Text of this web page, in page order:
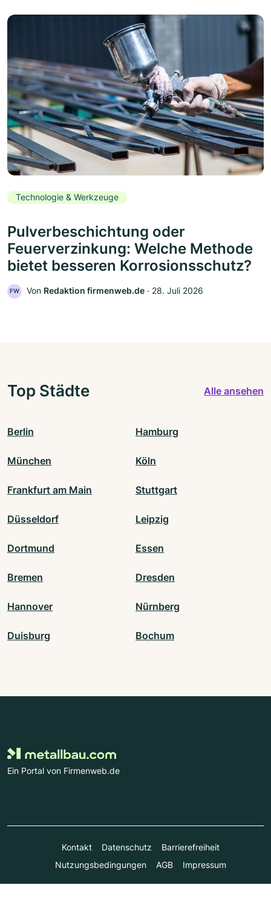
Technologie & Werkzeuge
Pulverbeschichtung oder
Feuerverzinkung: Welche Methode
bietet besseren Korrosionsschutz?
FW Von Redaktion firmenweb.de ‧ 28. Juli 2026
Top Städte Alle ansehen
Berlin Hamburg
München Köln
Frankfurt am Main Stuttgart
Düsseldorf Leipzig
Dortmund Essen
Bremen Dresden
Hannover Nürnberg
Duisburg Bochum
Ein Portal von Firmenweb.de
Kontakt Datenschutz
Barrierefreiheit
Nutzungsbedingungen
AGB Impressum